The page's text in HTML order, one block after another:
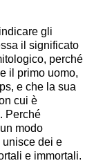
gli
il significato
perché
il primo uomo,
e che la sua
cui è
Perché
modo
unisce dei e
e immortali.